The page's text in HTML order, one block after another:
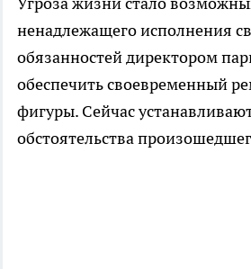
ненадлежащего исполнения
обязанностей директором
обеспечить своевременный
фигуры. Сейчас
обстоятельства